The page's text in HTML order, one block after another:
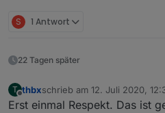
S 1 Antwort
22 Tagen später
T
Offline
thbxschrieb am 12. Juli 2020,
zuletzt editiert von
Erst einmal Respekt. Das ist